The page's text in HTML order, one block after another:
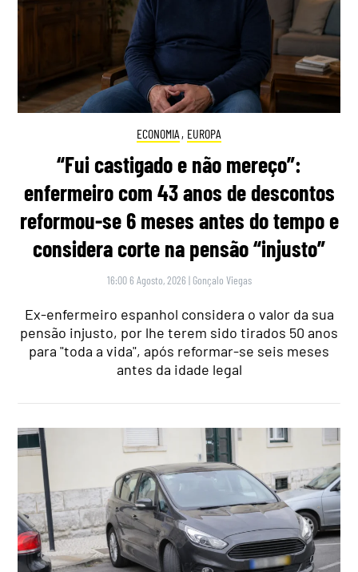
ECONOMIA , EUROPA
“Fui castigado e não mereço”:
enfermeiro com 43 anos de descontos
reformou-se 6 meses antes do tempo e
considera corte na pensão “injusto”
16:00 6 Agosto, 2026 | Gonçalo Viegas
Ex-enfermeiro espanhol considera o valor da sua
pensão injusto, por lhe terem sido tirados 50 anos
para "toda a vida", após reformar-se seis meses
antes da idade legal